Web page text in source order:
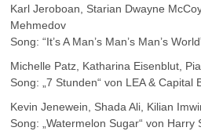
Karl Jeroboan, Starian Dwayne
Mehmedov
Song: “It’s A Man’s Man’s Man’s
Michelle Patz, Katharina Eisenblut,
Song: „7 Stunden“ von LEA & Capital
Kevin Jenewein, Shada Ali, Kilian
Song: „Watermelon Sugar“ von Harry